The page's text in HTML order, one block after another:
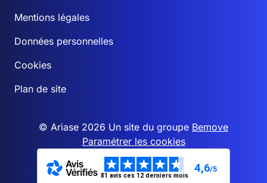
Mentions légales
Données personnelles
Cookies
Plan de site
© Ariase 2026 Un site du groupe Bemove
Paramétrer les cookies
81 avis ces 12 derniers mois
4,6/5